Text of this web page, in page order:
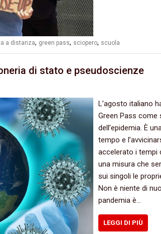
a distanza, green pass, sciopero, scuola
di stato e pseudoscienze
L’agosto italiano
Green Pass come
dell’epidemia. È
tempo e
accelerato i tempi
una misura che
sui singoli le
Non è niente di
pandemia è…
LEGGI DI PIÙ